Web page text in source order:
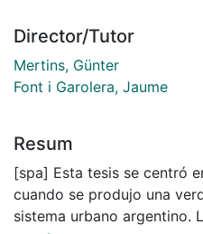
Director/Tutor
Mertins, Günter
Font i Garolera, Jaume
Resum
[spa] Esta tesis se centró
cuando se produjo una
sistema urbano argentino.